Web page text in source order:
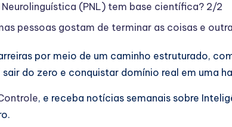
(PNL) tem base científica? 2/2
pessoas gostam de terminar as coisas e
por meio de um caminho estruturado,
do zero e conquistar domínio real em uma
, e receba notícias semanais sobre